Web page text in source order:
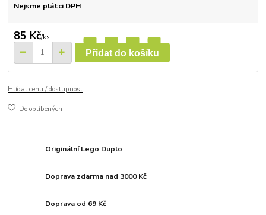
Nejsme plátci DPH
85 Kč/ks
Přidat do košíku
Hlídat cenu / dostupnost
Do oblíbených
Originální Lego Duplo
Doprava zdarma nad 3000 Kč
Doprava od 69 Kč